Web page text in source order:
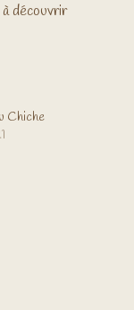
à découvrir
Chiche